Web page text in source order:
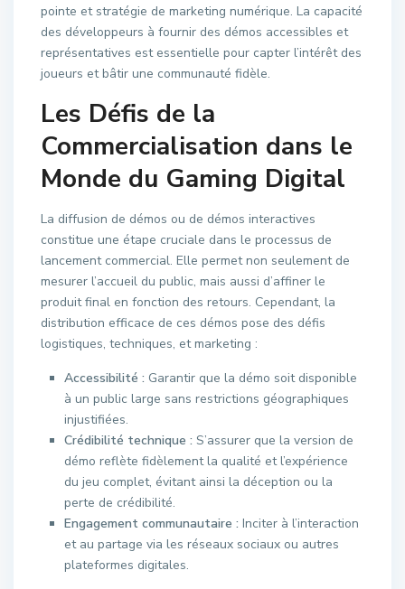
pointe et stratégie de marketing numérique. La capacité
des développeurs à fournir des démos accessibles et
représentatives est essentielle pour capter l’intérêt des
joueurs et bâtir une communauté fidèle.
Les Défis de la
Commercialisation dans le
Monde du Gaming Digital
La diffusion de démos ou de démos interactives
constitue une étape cruciale dans le processus de
lancement commercial. Elle permet non seulement de
mesurer l’accueil du public, mais aussi d’affiner le
produit final en fonction des retours. Cependant, la
distribution efficace de ces démos pose des défis
logistiques, techniques, et marketing :
Accessibilité : Garantir que la démo soit disponible
à un public large sans restrictions géographiques
injustifiées.
Crédibilité technique : S’assurer que la version de
démo reflète fidèlement la qualité et l’expérience
du jeu complet, évitant ainsi la déception ou la
perte de crédibilité.
Engagement communautaire : Inciter à l’interaction
et au partage via les réseaux sociaux ou autres
plateformes digitales.